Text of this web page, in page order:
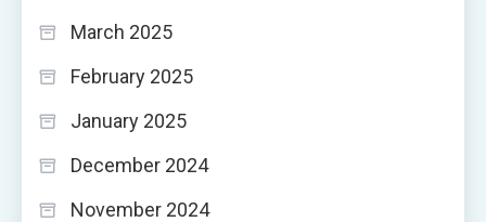
March 2025
February 2025
January 2025
December 2024
November 2024